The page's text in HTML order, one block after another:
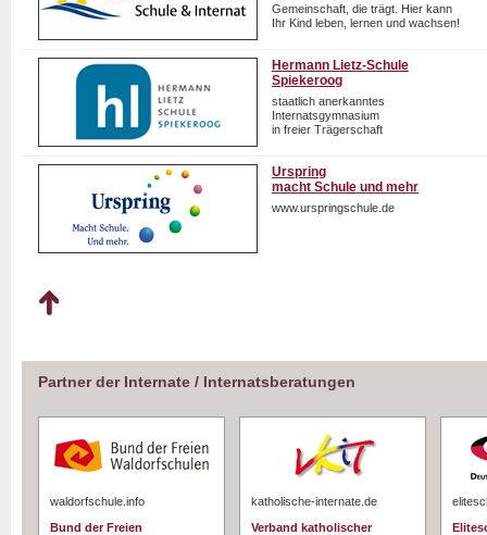
Gemeinschaft, die trägt. Hier kann
Ihr Kind leben, lernen und wachsen!
Hermann Lietz-Schule
Spiekeroog
staatlich anerkanntes
Internatsgymnasium
in freier Trägerschaft
Urspring
macht Schule und mehr
www.urspringschule.de
Partner der Internate / Internatsberatungen
waldorfschule.info
Bund der Freien
katholische-internate.de
Verband katholischer